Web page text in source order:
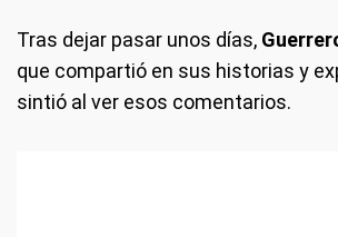
Tras dejar pasar unos días,
que compartió en sus historias y
sintió al ver esos comentarios.